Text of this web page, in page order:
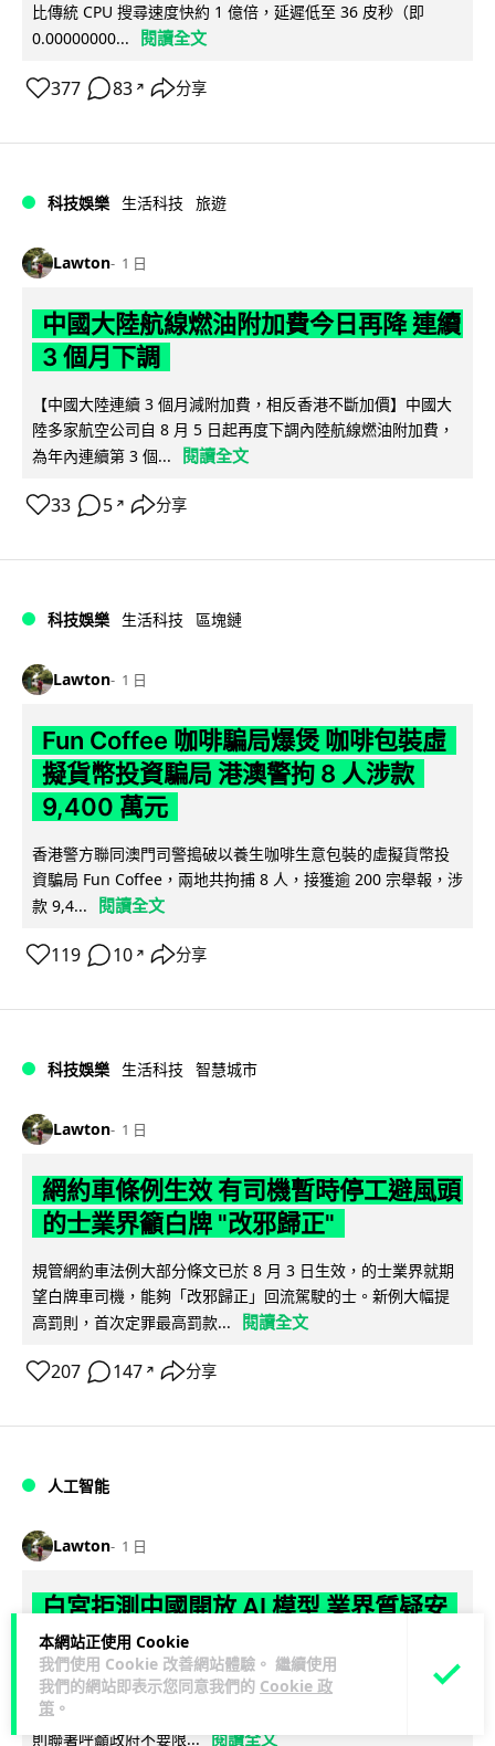
本網站正使用 Cookie
我們使用 Cookie 改善網站體驗。 繼續使用
我們的網站即表示您同意我們的 Cookie 政
策 。
比傳統 CPU 搜尋速度快約 1 億倍，延遲低至 36 皮秒（即
0.00000000...
閱讀全文
377 83 ↗ 分享
科技娛樂 生活科技 旅遊
Lawton 1 日
中國大陸航線燃油附加費今日再降 連續
3 個月下調
【中國大陸連續 3 個月減附加費，相反香港不斷加價】中國大
陸多家航空公司自 8 月 5 日起再度下調內陸航線燃油附加費，
為年內連續第 3 個...
閱讀全文
33 5 ↗ 分享
科技娛樂 生活科技 區塊鏈
Lawton 1 日
Fun Coffee 咖啡騙局爆煲 咖啡包裝虛
擬貨幣投資騙局 港澳警拘 8 人涉款
9,400 萬元
香港警方聯同澳門司警搗破以養生咖啡生意包裝的虛擬貨幣投
資騙局 Fun Coffee，兩地共拘捕 8 人，接獲逾 200 宗舉報，涉
款 9,4...
閱讀全文
119 10 ↗ 分享
科技娛樂 生活科技 智慧城市
Lawton 1 日
網約車條例生效 有司機暫時停工避風頭
的士業界籲白牌 "改邪歸正"
規管網約車法例大部分條文已於 8 月 3 日生效，的士業界就期
望白牌車司機，能夠「改邪歸正」回流駕駛的士。新例大幅提
高罰則，首次定罪最高罰款...
閱讀全文
207 147 ↗ 分享
人工智能
Lawton 1 日
白宮拒測中國開放 AI 模型 業界質疑安
全框架選擇性執行
彭博社報道，白宮通知美國頂尖 AI 公司，中國開發的開放權重
模型將不納入特朗普政府新 AI 安全框架的測試範圍。美國業界
則聯署呼籲政府不要限... 閱讀全文